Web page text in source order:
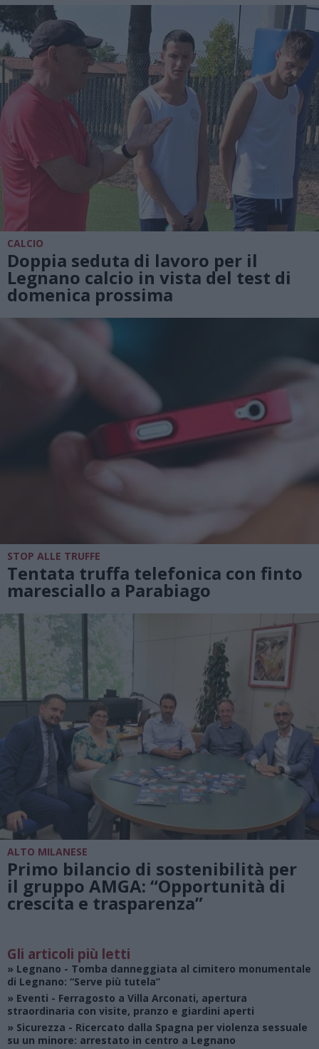
CALCIO
Doppia seduta di lavoro per il
Legnano calcio in vista del test di
domenica prossima
STOP ALLE TRUFFE
Tentata truffa telefonica con finto
maresciallo a Parabiago
ALTO MILANESE
Primo bilancio di sostenibilità per
il gruppo AMGA: “Opportunità di
crescita e trasparenza”
Gli articoli più letti
» Legnano - Tomba danneggiata al cimitero monumentale
di Legnano: “Serve più tutela”
» Eventi - Ferragosto a Villa Arconati, apertura
straordinaria con visite, pranzo e giardini aperti
» Sicurezza - Ricercato dalla Spagna per violenza sessuale
su un minore: arrestato in centro a Legnano